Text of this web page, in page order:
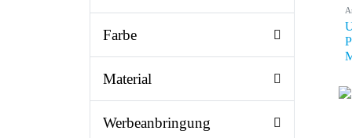
Farbe
Material
Werbeanbringung